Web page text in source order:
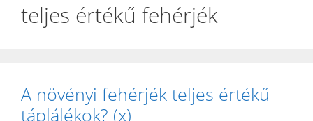
teljes értékű fehérjék
A növényi fehérjék teljes értékű
táplálékok? (x)